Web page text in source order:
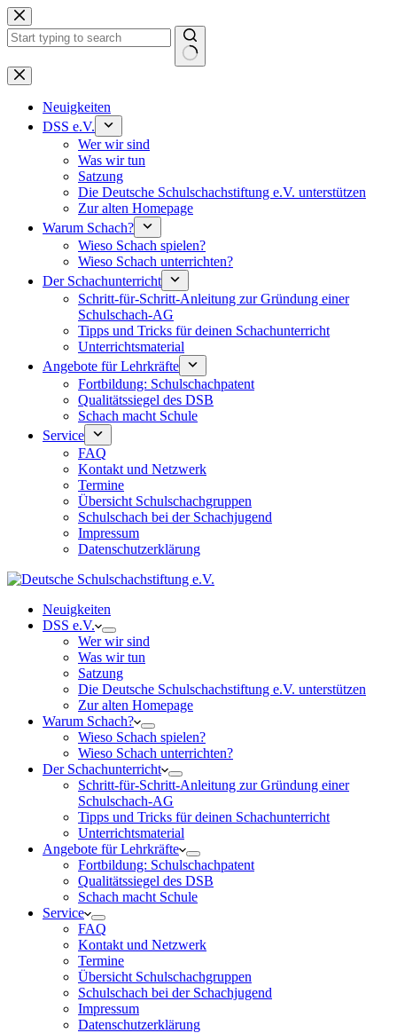
Keine
Ergebnisse
Neuigkeiten
DSS e.V.
Wer wir sind
Was wir tun
Satzung
Die Deutsche Schulschachstiftung e.V. unterstützen
Zur alten Homepage
Warum Schach?
Wieso Schach spielen?
Wieso Schach unterrichten?
Der Schachunterricht
Schritt-für-Schritt-Anleitung zur Gründung einer
Schulschach-AG
Tipps und Tricks für deinen Schachunterricht
Unterrichtsmaterial
Angebote für Lehrkräfte
Fortbildung: Schulschachpatent
Qualitätssiegel des DSB
Schach macht Schule
Service
FAQ
Kontakt und Netzwerk
Termine
Übersicht Schulschachgruppen
Schulschach bei der Schachjugend
Impressum
Datenschutzerklärung
Neuigkeiten
DSS e.V.
Wer wir sind
Was wir tun
Satzung
Die Deutsche Schulschachstiftung e.V. unterstützen
Zur alten Homepage
Warum Schach?
Wieso Schach spielen?
Wieso Schach unterrichten?
Der Schachunterricht
Schritt-für-Schritt-Anleitung zur Gründung einer
Schulschach-AG
Tipps und Tricks für deinen Schachunterricht
Unterrichtsmaterial
Angebote für Lehrkräfte
Fortbildung: Schulschachpatent
Qualitätssiegel des DSB
Schach macht Schule
Service
FAQ
Kontakt und Netzwerk
Termine
Übersicht Schulschachgruppen
Schulschach bei der Schachjugend
Impressum
Datenschutzerklärung